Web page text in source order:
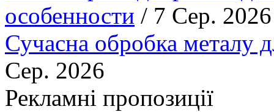
особенности / 7 Сер. 2026
Сучасна обробка металу
Сер. 2026
Рекламні пропозиції